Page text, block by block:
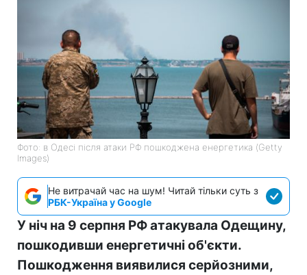
Фото: в Одесі після атаки РФ пошкоджена енергетика (Getty
Images)
Не витрачай час на шум! Читай тільки суть з
РБК-Україна у Google
У ніч на 9 серпня РФ атакувала Одещину,
пошкодивши енергетичні об'єкти.
Пошкодження виявилися серйозними,